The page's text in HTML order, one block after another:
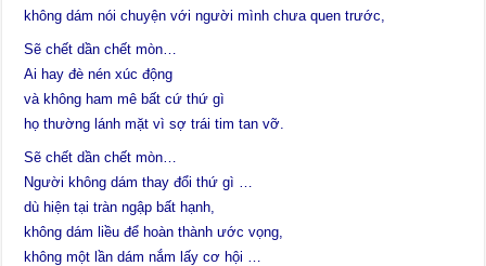
không dám nói chuyện với người mình chưa quen trước,
Sẽ chết dần chết mòn…
Ai hay đè nén xúc động
và không ham mê bất cứ thứ gì
họ thường lánh mặt vì sợ trái tim tan vỡ.
Sẽ chết dần chết mòn…
Người không dám thay đổi thứ gì …
dù hiện tại tràn ngập bất hạnh,
không dám liều để hoàn thành ước vọng,
không một lần dám nắm lấy cơ hội …